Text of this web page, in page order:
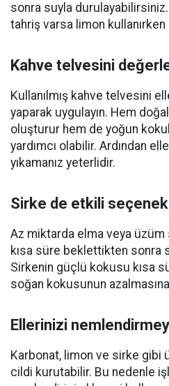
sonra suyla
tahriş varsa limon
Kahve telvesini
Kullanılmış kahve telvesini
yaparak uygulayın. Hem
oluşturur hem de yoğun
yardımcı olabilir. Ardından
yıkamanız yeterlidir.
Sirke de etkili
Az miktarda elma veya
kısa süre beklettikten sonra
Sirkenin güçlü kokusu kısa
soğan kokusunun
Ellerinizi
Karbonat, limon ve sirke gibi
cildi kurutabilir. Bu nedenle